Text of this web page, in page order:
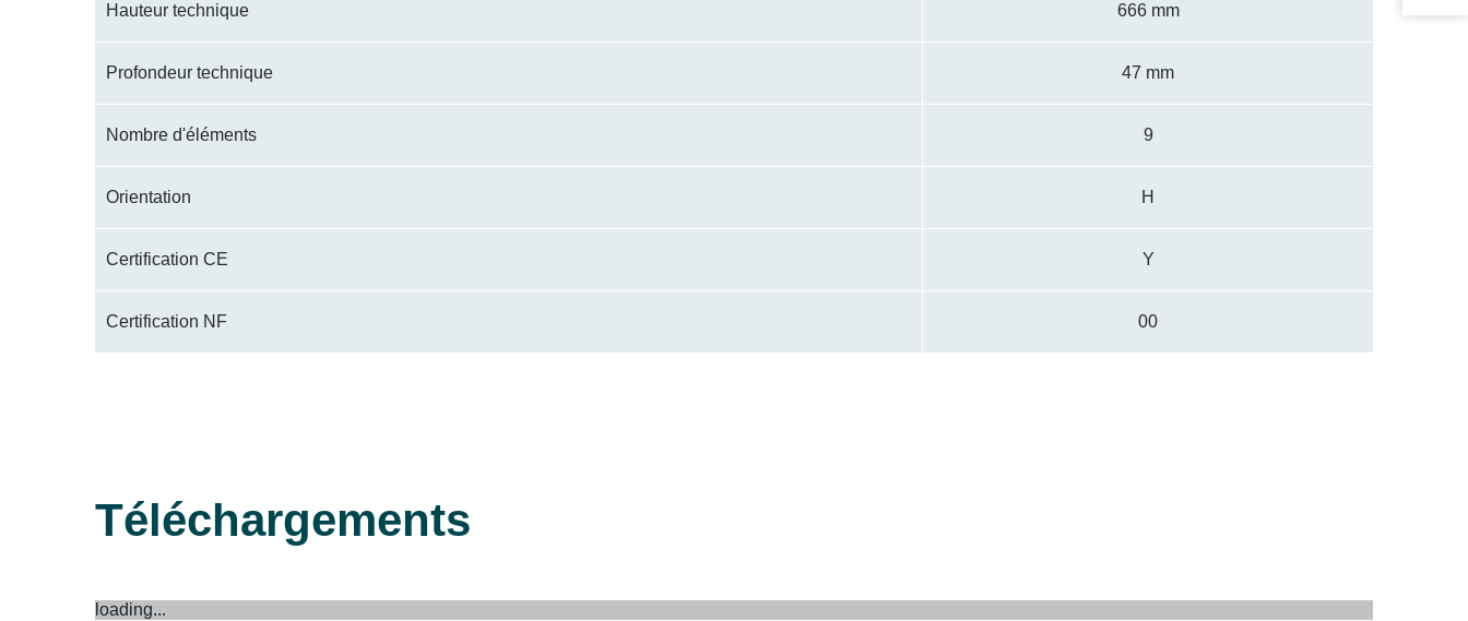
Hauteur technique 666 mm
Profondeur technique 47 mm
Nombre d'éléments 9
Orientation H
Certification CE Y
Certification NF 00
Téléchargements
loading...